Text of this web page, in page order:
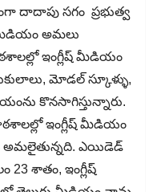
దాదాపు సగం ప్రభుత్వ
మీడియం అమలు
ఇంగ్లీష్ మీడియం
మోడల్ స్కూళ్ళు,
కొనసాగిస్తున్నారు.
ఇంగ్లీష్ మీడియం
అమలైతున్నది. ఎయిడెడ్
శాతం, ఇంగ్లీష్